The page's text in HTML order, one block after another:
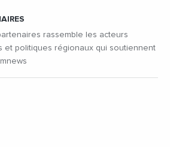
rassemble les acteurs
et politiques régionaux qui soutiennent